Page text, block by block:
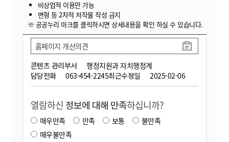
비상업적 이용만 가능
변형 등 2차적 저작물 작성 금지
※ 공공누리 마크를 클릭하시면 상세내용을 확인 하실 수 있습니다.
콘텐츠 관리부서
행정지원과 자치행정계
담당전화
063-454-2245최근수정일 2025-02-06
홈페이지 개선의견
열람하신 정보에 대해 만족하십니까?
매우만족 만족 보통
불만족
매우불만족